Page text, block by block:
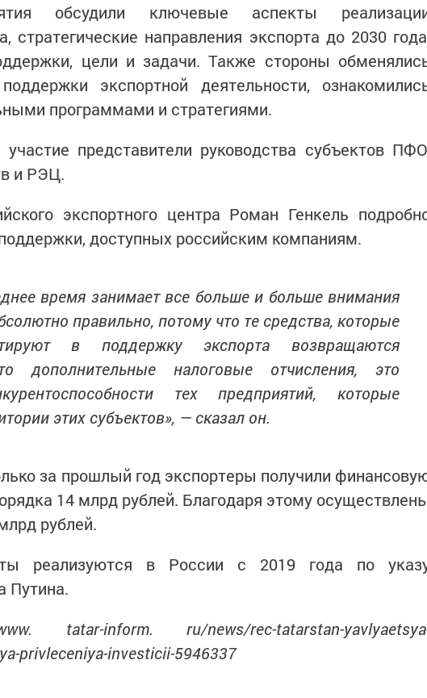
обсудили ключевые аспекты
стратегические направления экспорта до 2030
цели и задачи. Также стороны
экспортной деятельности,
программами и стратегиями.
представители руководства субъектов
и РЭЦ.
экспортного центра Роман Генкель
доступных российским компаниям.
время занимает все больше и больше внимания
правильно, потому что те средства, которые
в поддержку экспорта возвращаются
дополнительные налоговые отчисления, это
тех предприятий, которые
этих субъектов», — сказал он.
за прошлый год экспортеры получили
14 млрд рублей. Благодаря этому
рублей.
реализуются в России с 2019 года по
Путина.
tatar-inform. ru/news/rec-tatarstan-
privleceniya-investicii-5946337